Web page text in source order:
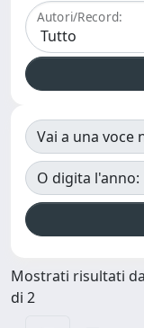
Autori/Record:
Vai a una voce
O digita l'anno:
Mostrati risultati
di 2